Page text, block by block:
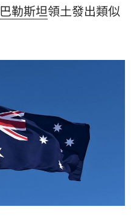
巴勒斯坦領土發出類似